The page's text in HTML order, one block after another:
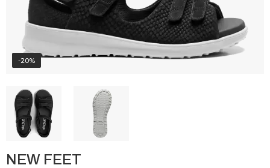
-20%
NEW FEET